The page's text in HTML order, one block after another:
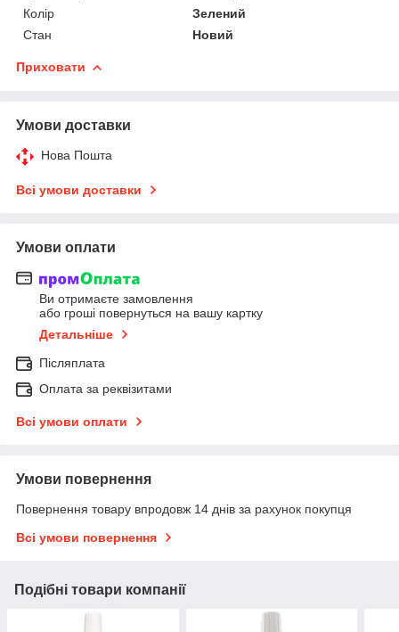
Колір
Зелений
Стан
Новий
Приховати
Умови доставки
Нова Пошта
Всі умови доставки
Умови оплати
Ви отримаєте замовлення
або гроші повернуться на вашу картку
Детальніше
Післяплата
Оплата за реквізитами
Всі умови оплати
Умови повернення
Повернення товару впродовж 14 днів за рахунок покупця
Всі умови повернення
Подібні товари компанії